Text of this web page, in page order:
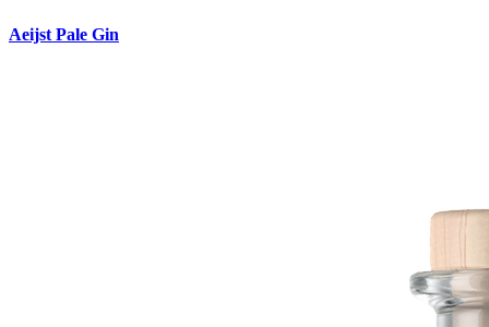
Aeijst Pale Gin